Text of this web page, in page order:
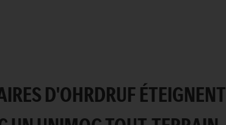
D'OHRDRUF ÉTEIGNENT